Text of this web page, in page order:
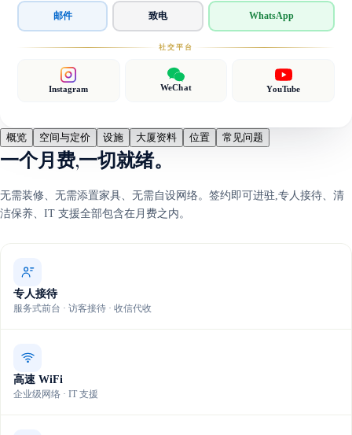
邮件 致电 WhatsApp
社交平台
Instagram WeChat YouTube
概览 空间与定价 设施 大厦资料 位置 常见问题
一个月费,一切就绪。
无需装修、无需添置家具、无需自设网络。签约即可进驻,专人接待、清
洁保养、IT 支援全部包含在月费之内。
专人接待
服务式前台 · 访客接待 · 收信代收
高速 WiFi
企业级网络 · IT 支援